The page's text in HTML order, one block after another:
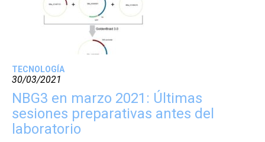
TECNOLOGÍA
30/03/2021
NBG3 en marzo 2021: Últimas
sesiones preparativas antes del
laboratorio